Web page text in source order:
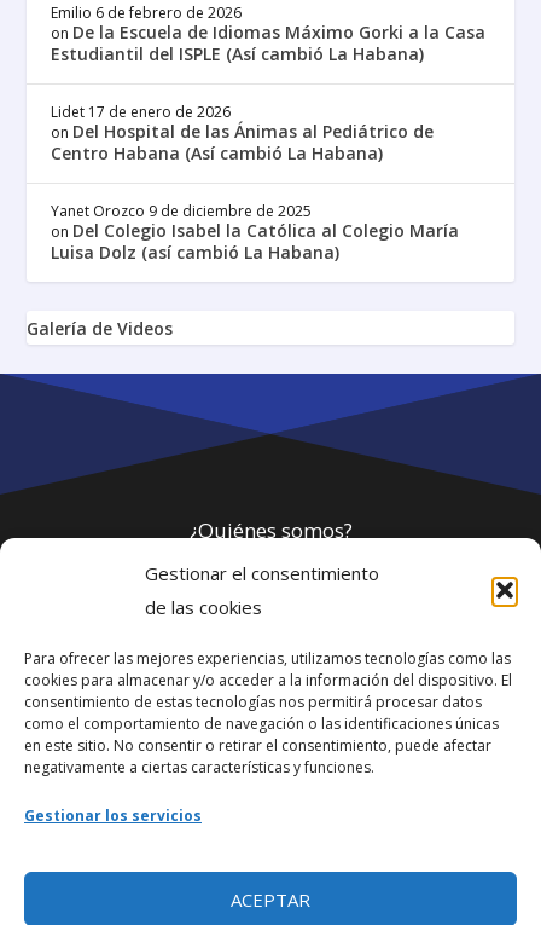
Gestionar el consentimiento
de las cookies
Para ofrecer las mejores experiencias, utilizamos tecnologías como las
cookies para almacenar y/o acceder a la información del dispositivo. El
consentimiento de estas tecnologías nos permitirá procesar datos
como el comportamiento de navegación o las identificaciones únicas
en este sitio. No consentir o retirar el consentimiento, puede afectar
negativamente a ciertas características y funciones.
Gestionar los servicios
ACEPTAR
Emilio 6 de febrero de 2026
on De la Escuela de Idiomas Máximo Gorki a la Casa
Estudiantil del ISPLE (Así cambió La Habana)
Lidet 17 de enero de 2026
on Del Hospital de las Ánimas al Pediátrico de
Centro Habana (Así cambió La Habana)
Yanet Orozco 9 de diciembre de 2025
on Del Colegio Isabel la Católica al Colegio María
Luisa Dolz (así cambió La Habana)
Galería de Videos
¿Quiénes somos?
Política de privacidad
Webmaster
soporte@fotosdlahabana.com
Nuestro e-mail:
Ir al grupo de Facebook